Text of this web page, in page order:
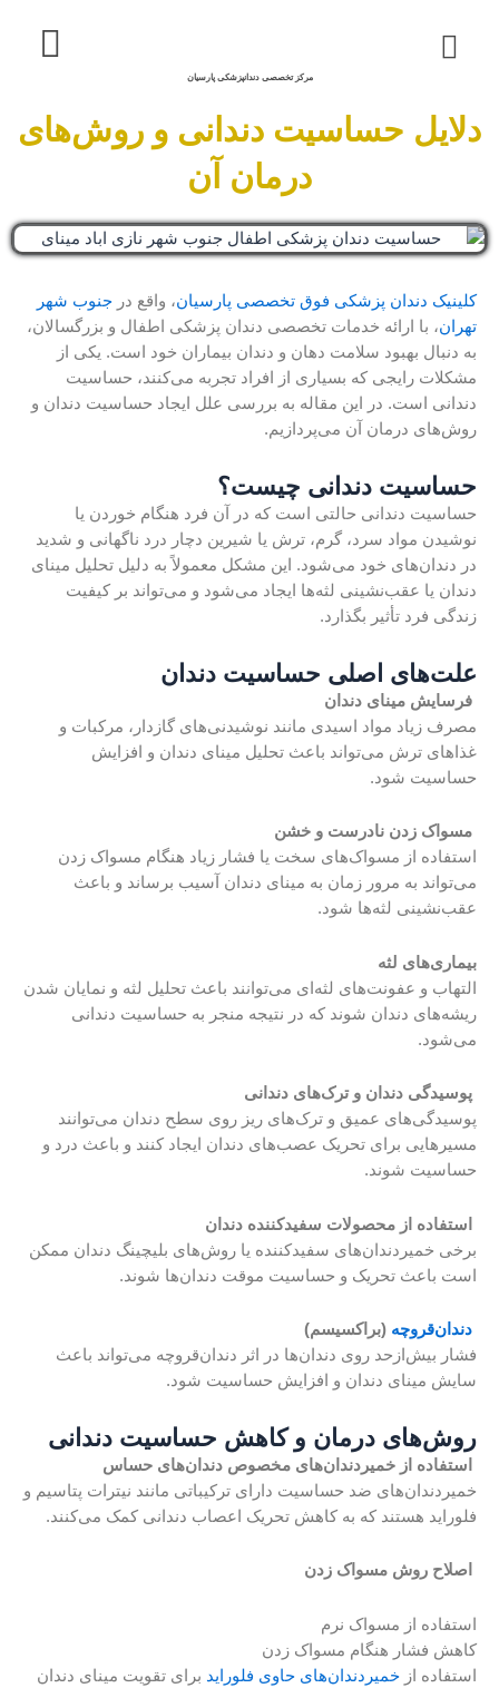
مرکز تخصصی دندانپزشکی پارسیان
دلایل حساسیت دندانی و روش‌های
درمان آن
کلینیک دندان پزشکی فوق تخصصی پارسیان، واقع در جنوب شهر
تهران، با ارائه خدمات تخصصی دندان پزشکی اطفال و بزرگسالان،
به دنبال بهبود سلامت دهان و دندان بیماران خود است. یکی از
مشکلات رایجی که بسیاری از افراد تجربه می‌کنند، حساسیت
دندانی است. در این مقاله به بررسی علل ایجاد حساسیت دندان و
روش‌های درمان آن می‌پردازیم.
حساسیت دندانی چیست؟
حساسیت دندانی حالتی است که در آن فرد هنگام خوردن یا
نوشیدن مواد سرد، گرم، ترش یا شیرین دچار درد ناگهانی و شدید
در دندان‌های خود می‌شود. این مشکل معمولاً به دلیل تحلیل مینای
دندان یا عقب‌نشینی لثه‌ها ایجاد می‌شود و می‌تواند بر کیفیت
زندگی فرد تأثیر بگذارد.
علت‌های اصلی حساسیت دندان
فرسایش مینای دندان
مصرف زیاد مواد اسیدی مانند نوشیدنی‌های گازدار، مرکبات و
غذاهای ترش می‌تواند باعث تحلیل مینای دندان و افزایش
حساسیت شود.
مسواک زدن نادرست و خشن
استفاده از مسواک‌های سخت یا فشار زیاد هنگام مسواک زدن
می‌تواند به مرور زمان به مینای دندان آسیب برساند و باعث
عقب‌نشینی لثه‌ها شود.
بیماری‌های لثه
التهاب و عفونت‌های لثه‌ای می‌توانند باعث تحلیل لثه و نمایان شدن
ریشه‌های دندان شوند که در نتیجه منجر به حساسیت دندانی
می‌شود.
پوسیدگی دندان و ترک‌های دندانی
پوسیدگی‌های عمیق و ترک‌های ریز روی سطح دندان می‌توانند
مسیرهایی برای تحریک عصب‌های دندان ایجاد کنند و باعث درد و
حساسیت شوند.
استفاده از محصولات سفیدکننده دندان
برخی خمیردندان‌های سفیدکننده یا روش‌های بلیچینگ دندان ممکن
است باعث تحریک و حساسیت موقت دندان‌ها شوند.
دندان‌قروچه (براکسیسم)
فشار بیش‌ازحد روی دندان‌ها در اثر دندان‌قروچه می‌تواند باعث
سایش مینای دندان و افزایش حساسیت شود.
روش‌های درمان و کاهش حساسیت دندانی
استفاده از خمیردندان‌های مخصوص دندان‌های حساس
خمیردندان‌های ضد حساسیت دارای ترکیباتی مانند نیترات پتاسیم و
فلوراید هستند که به کاهش تحریک اعصاب دندانی کمک می‌کنند.
اصلاح روش مسواک زدن
استفاده از مسواک نرم
کاهش فشار هنگام مسواک زدن
استفاده از خمیردندان‌های حاوی فلوراید برای تقویت مینای دندان